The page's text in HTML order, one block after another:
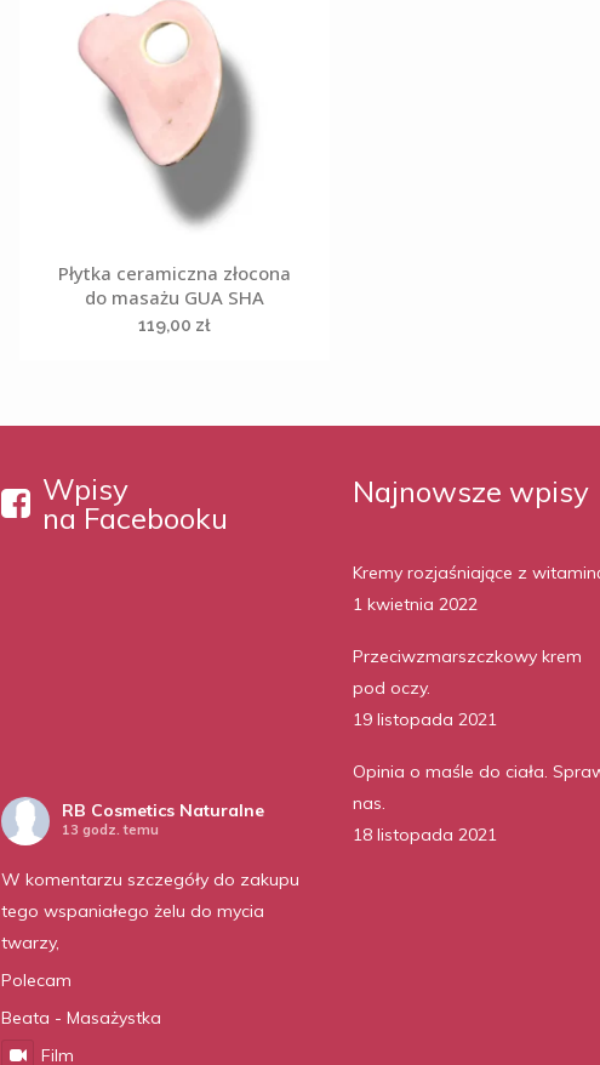
Płytka ceramiczna złocona
do masażu GUA SHA
119,00 zł
Wpisy
na Facebooku
RB Cosmetics Naturalne
13 godz. temu
W komentarzu szczegóły do zakupu
tego wspaniałego żelu do mycia
twarzy,
Polecam
Beata - Masażystka
Film
Najnowsze wpisy
Kremy rozjaśniające z
1 kwietnia 2022
Przeciwzmarszczkowy krem
pod oczy.
19 listopada 2021
Opinia o maśle do ciała.
nas.
18 listopada 2021